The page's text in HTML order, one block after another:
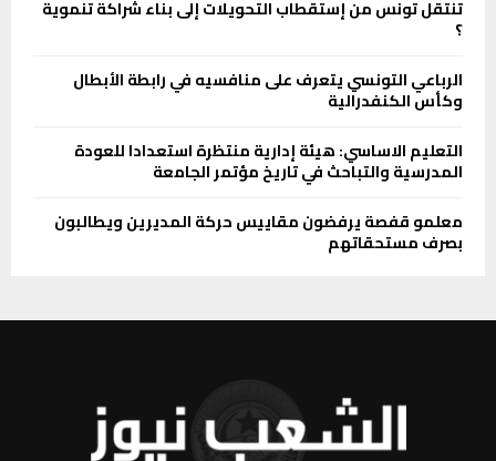
تنتقل تونس من إستقطاب التحويلات إلى بناء شراكة تنموية
؟
الرباعي التونسي يتعرف على منافسيه في رابطة الأبطال
وكأس الكنفدرالية
التعليم الاساسي: هيئة إدارية منتظرة استعدادا للعودة
المدرسية والتباحث في تاريخ مؤتمر الجامعة
معلمو قفصة يرفضون مقاييس حركة المديرين ويطالبون
بصرف مستحقاتهم